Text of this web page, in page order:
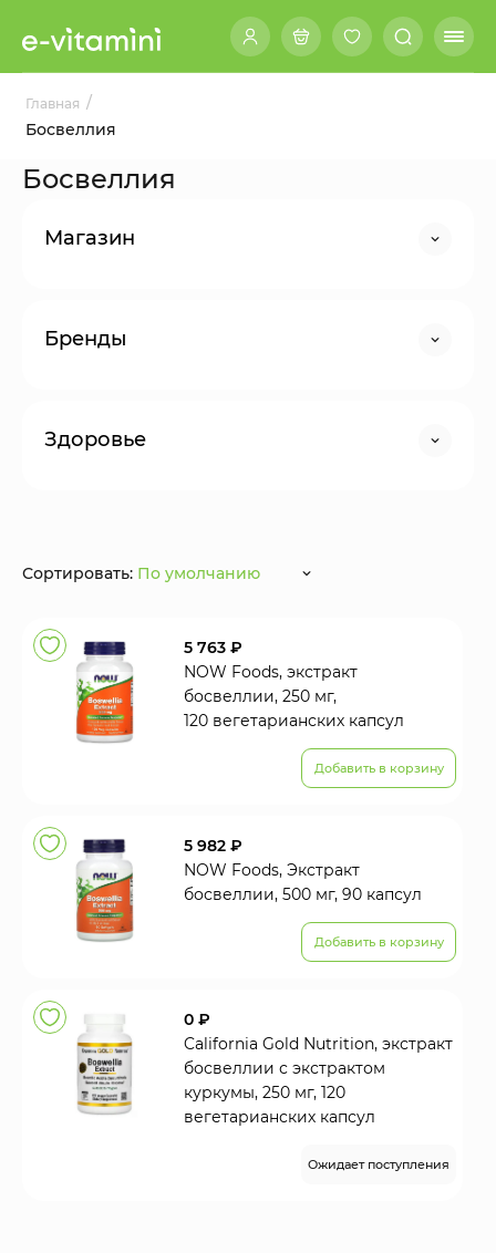
Главная /
Босвеллия
Босвеллия
Магазин
Бренды
Здоровье
Сортировать: По умолчанию
5 763 ₽
NOW Foods, экстракт
босвеллии, 250 мг,
120 вегетарианских капсул
Добавить в корзину
5 982 ₽
NOW Foods, Экстракт
босвеллии, 500 мг, 90 капсул
Добавить в корзину
0 ₽
California Gold Nutrition, экстракт
босвеллии с экстрактом
куркумы, 250 мг, 120
вегетарианских капсул
Ожидает поступления